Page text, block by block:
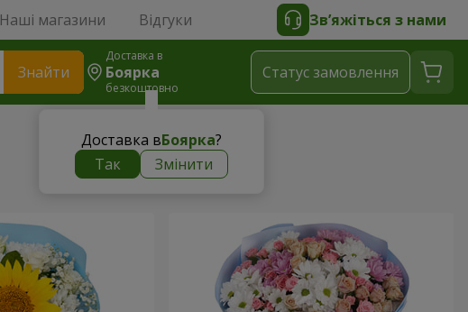
Наші магазини Відгуки Зв’яжіться з нами
Знайти
Доставка в
Боярка
безкоштовно
Доставка вБоярка?
Так
Змінити
Статус замовлення